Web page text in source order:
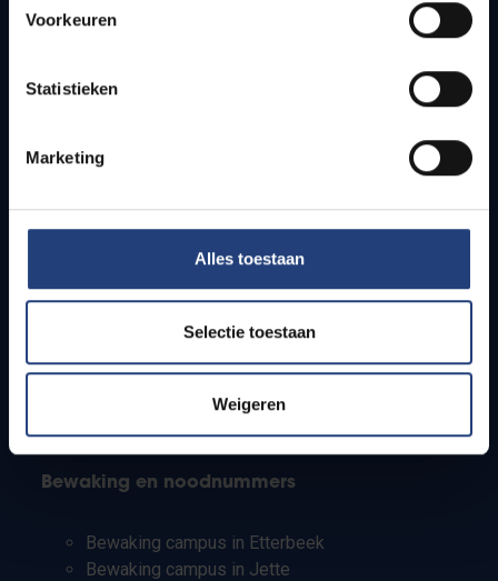
Voorkeuren
Statistieken
Marketing
Alles toestaan
Selectie toestaan
Weigeren
Bereikbaarheid
Studenten
PhD-studenten
Leerkrachten en secundaire scholen
Bewaking en noodnummers
Bewaking campus in Etterbeek
Bewaking campus in Jette